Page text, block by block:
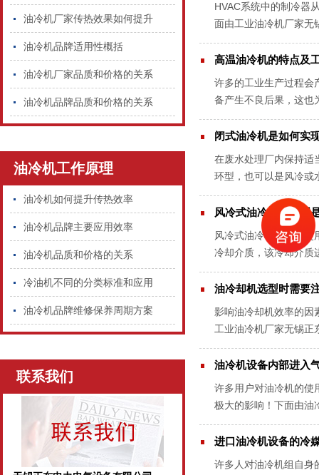
油冷机厂家传热效果如何提升
油冷机品牌适用性概括
油冷机厂家品质和价格的关系
油冷机品牌品质和价格的关系
油冷机工作原理
油冷机如何提升传热效率
油冷机品牌主要应用效率
油冷机品质和价格的关系
冷油机不同的分类标准和应用
油冷机品牌维修保养周期方案
联系我们
HVAC系统中的制冷器
面由工业油冷机厂家无
故障的情况下，这种分
高温油冷机的特点及
许多的工业生产过程会
备产生不良后果，这也
制造过程将需要适当的
闭式油冷机是如何实
在废水处理厂内保持适
环型，也可以是风冷或
环系统，可在一系列管
风冷式油冷机的原理
风冷式油冷机是一种
冷却介质，该冷却介质
点与原理。风冷式油冷
油冷却机选型时需要
影响油冷却机效率的因
工业油冷机厂家无锡正
这台油冷却机时便不可
油冷机设备内部进入
许多用户对油冷机的使
极大的影响！下面由油
一定的锈蚀，这是毫无
进口油冷机设备的冷
许多人对油冷机组自身